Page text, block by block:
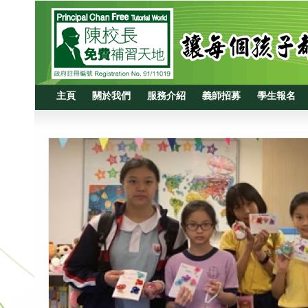
主頁 關於我們 服務介紹 義師招募 學生報名